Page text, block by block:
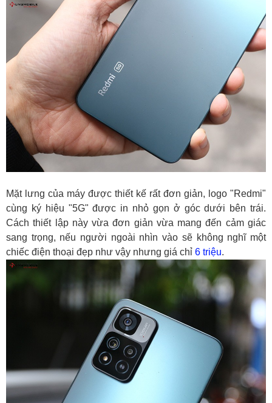
Mặt lưng của máy được thiết kế rất đơn giản, logo "Redmi"
cùng ký hiệu "5G" được in nhỏ gọn ở góc dưới bên trái.
Cách thiết lập này vừa đơn giản vừa mang đến cảm giác
sang trọng, nếu người ngoài nhìn vào sẽ không nghĩ một
chiếc điện thoại đẹp như vậy nhưng giá chỉ 6 triệu.